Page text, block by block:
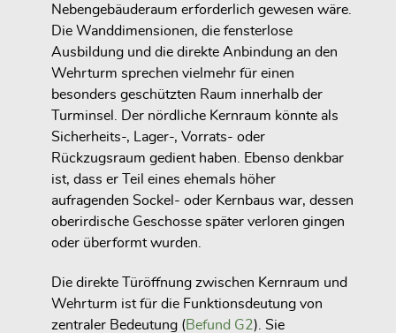
Nebengebäuderaum erforderlich gewesen wäre.
Die Wanddimensionen, die fensterlose
Ausbildung und die direkte Anbindung an den
Wehrturm sprechen vielmehr für einen
besonders geschützten Raum innerhalb der
Turminsel. Der nördliche Kernraum könnte als
Sicherheits-, Lager-, Vorrats- oder
Rückzugsraum gedient haben. Ebenso denkbar
ist, dass er Teil eines ehemals höher
aufragenden Sockel- oder Kernbaus war, dessen
oberirdische Geschosse später verloren gingen
oder überformt wurden.
Die direkte Türöffnung zwischen Kernraum und
Wehrturm ist für die Funktionsdeutung von
zentraler Bedeutung (Befund G2). Sie